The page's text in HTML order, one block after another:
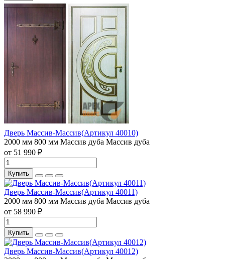
Дверь Массив-Массив(Артикул 40010)
2000 мм 800 мм Массив дуба Массив дуба
от 51 990 ₽
Купить
Дверь Массив-Массив(Артикул 40011)
2000 мм 800 мм Массив дуба Массив дуба
от 58 990 ₽
Купить
Дверь Массив-Массив(Артикул 40012)